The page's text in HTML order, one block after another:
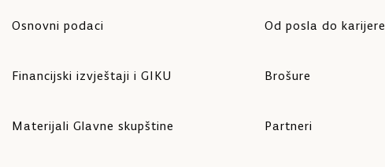
Osnovni podaci
Financijski izvještaji i GIKU
Materijali Glavne skupštine
Od posla do karijere
Brošure
Partneri